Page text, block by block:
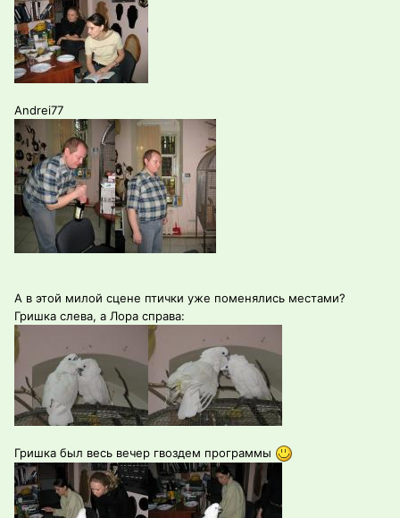
Andrei77
А в этой милой сцене птички уже поменялись местами?
Гришка слева, а Лора справа:
Гришка был весь вечер гвоздем программы